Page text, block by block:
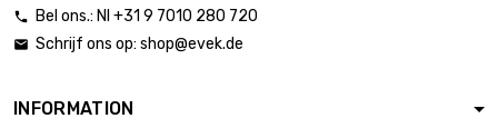
lengte : 0.5 Meter
 Bel ons.: Nl +31 9 7010 280 720
 Schrijf ons op: shop@evek.de
INFORMATION